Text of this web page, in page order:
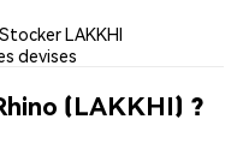
Stocker LAKKHI
devises
(LAKKHI) ?